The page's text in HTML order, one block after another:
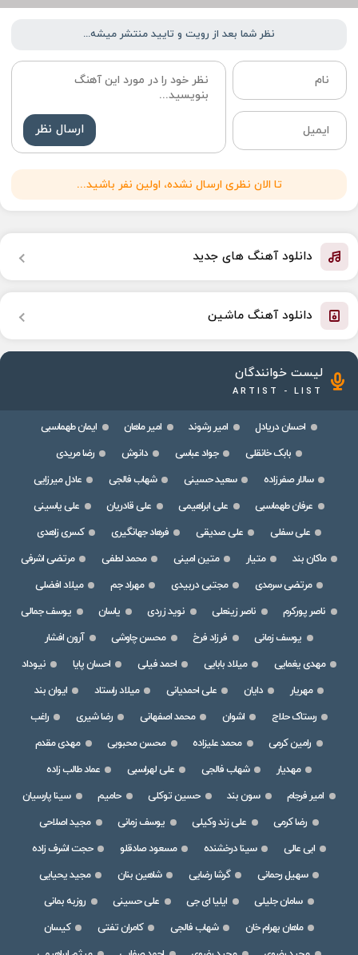
نظر شما بعد از رویت و تایید منتشر میشه...
ارسال نظر
تا الان نظری ارسال نشده، اولین نفر باشید...
دانلود آهنگ های جدید
دانلود آهنگ ماشین
لیست خوانندگان
ARTIST - LIST
احسان دریادل امیر رشوند امیر ماهان
ایمان طهماسبی
بابک خانقلی
جواد عباسی دانوش
رضا مریدی
سالار صفرزاده
سعید حسینی شهاب فالجی
عادل میرزایی
عرفان طهماسبی
علی ابراهیمی علی قادریان
علی یاسینی
علی سفلی
علی صدیقی فرهاد جهانگیری
کسری زاهدی
ماکان بند
متیار متین امینی محمد لطفی
مرتضی اشرفی
مرتضی سرمدی
مجتبی دربیدی مهراد جم
میلاد افضلی
ناصر پورکرم
ناصر زینعلی نوید زردی یاسان
یوسف جمالی
یوسف زمانی
فرزاد فرخ محسن چاوشی
آرون افشار
مهدی یغمایی
میلاد بابایی احمد فیلی احسان پایا
نیوداد
مهریار
دایان علی احمدیانی میلاد راستاد
ایوان بند
رستاک حلاج
اشوان محمد اصفهانی رضا شیری
راغب
رامین کرمی
محمد علیزاده محسن محبوبی
مهدی مقدم
مهدیار
شهاب فالجی علی لهراسبی
عماد طالب زاده
امیر فرجام
سون بند حسین توکلی حامیم
سینا پارسیان
رضا کرمی
علی زند وکیلی یوسف زمانی
مجید اصلاحی
ابی عالی
سینا درخشنده مسعود صادقلو
حجت اشرف زاده
سهیل رحمانی
گرشا رضایی شاهین بنان
مجید یحیایی
سامان جلیلی
ایلیا ای جی علی حسینی
روزبه بمانی
ماهان بهرام خان
شهاب فالجی کامران تفتی
کیسان